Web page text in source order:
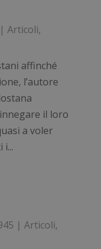
| Articoli,
affinché
l’autore
il loro
a voler
| Articoli,